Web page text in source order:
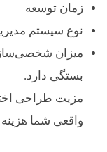
زمان توسعه
نوع سیستم
میزان
بستگی دارد.
مزیت طراحی
واقعی شما هزینه